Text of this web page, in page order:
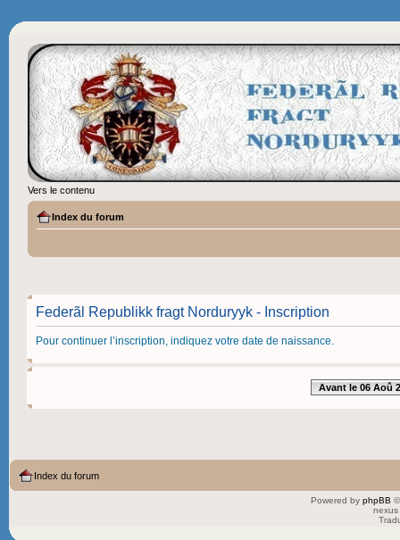
Vers le contenu
Index du forum
Federãl Republikk fragt Norduryyk - Inscription
Pour continuer l’inscription, indiquez votre date de naissance.
Avant le 06 Aoû
Index du forum
Powered by phpBB